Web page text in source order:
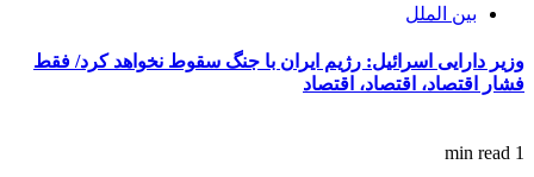
بین الملل
وزیر دارایی اسرائیل: رژیم ایران با جنگ سقوط نخواهد کرد/ فقط
فشار اقتصاد، اقتصاد، اقتصاد
1 min read